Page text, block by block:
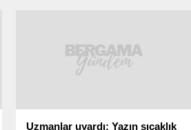
Uzmanlar uyardı: Yazın sıcaklık